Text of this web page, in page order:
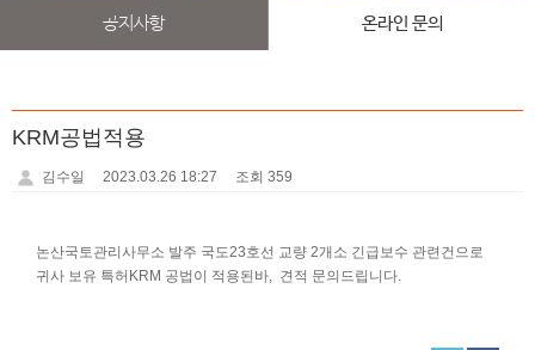
공지사항 온라인 문의
KRM공법적용
김수일 2023.03.26 18:27 조회 359
논산국토관리사무소 발주 국도23호선 교량 2개소 긴급보수 관련건으로
귀사 보유 특허KRM 공법이 적용된바, 견적 문의드립니다.